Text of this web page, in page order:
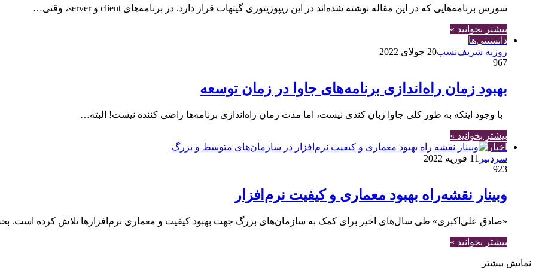
سورس برنامه‌هایی که در این مقاله نوشته شده‌اند در این ریپوزیتوری گیتهاب قرار دارد. در برنامه‌های client و server، وقتی…
بیشتر بخوانید »
دانستنی‌ها
روزبه شریف‌نسب20 جولای 2022
967
بهبود زمان راه‌اندازی برنامه‌های جاوا در زمان توسعه
با وجود اینکه به طور کلی جاوا زبان کندی نیست، اما مدت زمان راه‌اندازی برنامه‌ها راضی کننده نیست! البته…
بیشتر بخوانید »
اخبار
سردبیر 11 فوریه 2022
923
وبینار نقشه‌راه بهبود معماری و کیفیت نرم‌افزار
«صادق علی‌اکبری» طی سال‌های اخیر برای کمک به سازمان‌های بزرگ جهت بهبود کیفیت و معماری نرم‌افزارها تلاش کرده است.
بیشتر بخوانید »
نمایش بیشتر